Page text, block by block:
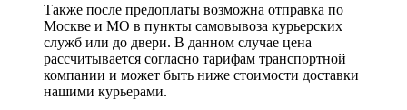
Также после предоплаты возможна отправка по
Москве и МО в пункты самовывоза курьерских
служб или до двери. В данном случае цена
рассчитывается согласно тарифам транспортной
компании и может быть ниже стоимости доставки
нашими курьерами.